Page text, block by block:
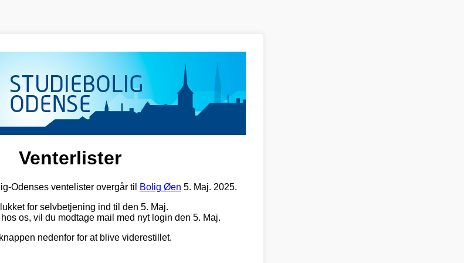
Venterlister
Odenses ventelister overgår til Bolig Øen 5. Maj. 2025.
for selvbetjening ind til den 5. Maj.
os, vil du modtage mail med nyt login den 5. Maj.
nedenfor for at blive viderestillet.